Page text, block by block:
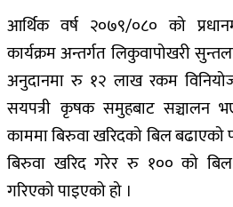
आर्थिक वर्ष २०७९/०८० को
कार्यक्रम अन्तर्गत लिकुवापोखरी
अनुदानमा रु १२ लाख रकम
सयपत्री कृषक समुहबाट सञ्चालन
काममा बिरुवा खरिदको बिल बढाएको
बिरुवा खरिद गरेर रु १०० को बिल
गरिएको पाइएको हो ।